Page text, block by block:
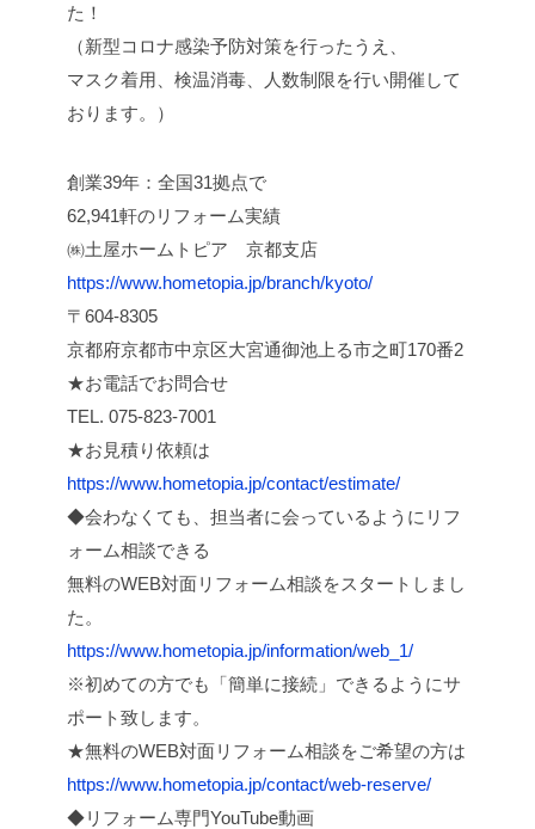
た！
（新型コロナ感染予防対策を行ったうえ、
マスク着用、検温消毒、人数制限を行い開催して
おります。）
創業39年：全国31拠点で
62,941軒のリフォーム実績
㈱土屋ホームトピア 京都支店
https://www.hometopia.jp/branch/kyoto/
〒604-8305
京都府京都市中京区大宮通御池上る市之町170番2
★お電話でお問合せ
TEL. 075-823-7001
★お見積り依頼は
https://www.hometopia.jp/contact/estimate/
◆会わなくても、担当者に会っているようにリフ
ォーム相談できる
無料のWEB対面リフォーム相談をスタートしまし
た。
https://www.hometopia.jp/information/web_1/
※初めての方でも「簡単に接続」できるようにサ
ポート致します。
★無料のWEB対面リフォーム相談をご希望の方は
https://www.hometopia.jp/contact/web-reserve/
◆リフォーム専門YouTube動画